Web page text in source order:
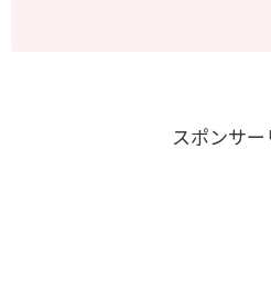
スポンサー